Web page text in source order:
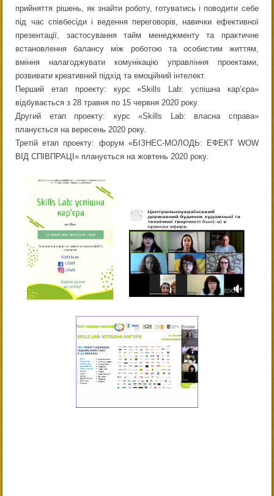
прийняття рішень, як знайти роботу, готуватись і поводити себе
під час співбесіди і ведення переговорів, навички ефективної
презентації, застосування тайм менеджменту та практичне
встановлення балансу між роботою та особистим життям,
вміння налагоджувати комунікацію управління проектами,
розвивати креативний підхід та емоційний інтелект.
Перший етап проекту: курс «Skills Lab: успішна кар’єра»
відбувається з 28 травня по 15 червня 2020 року.
Другий етап проекту: курс «Skills Lab: власна справа»
планується на вересень 2020 року.
Третій етап проекту: форум «БІЗНЕС-МОЛОДЬ: ЕФЕКТ WOW
ВІД СПІВПРАЦІ» планується на жовтень 2020 року.